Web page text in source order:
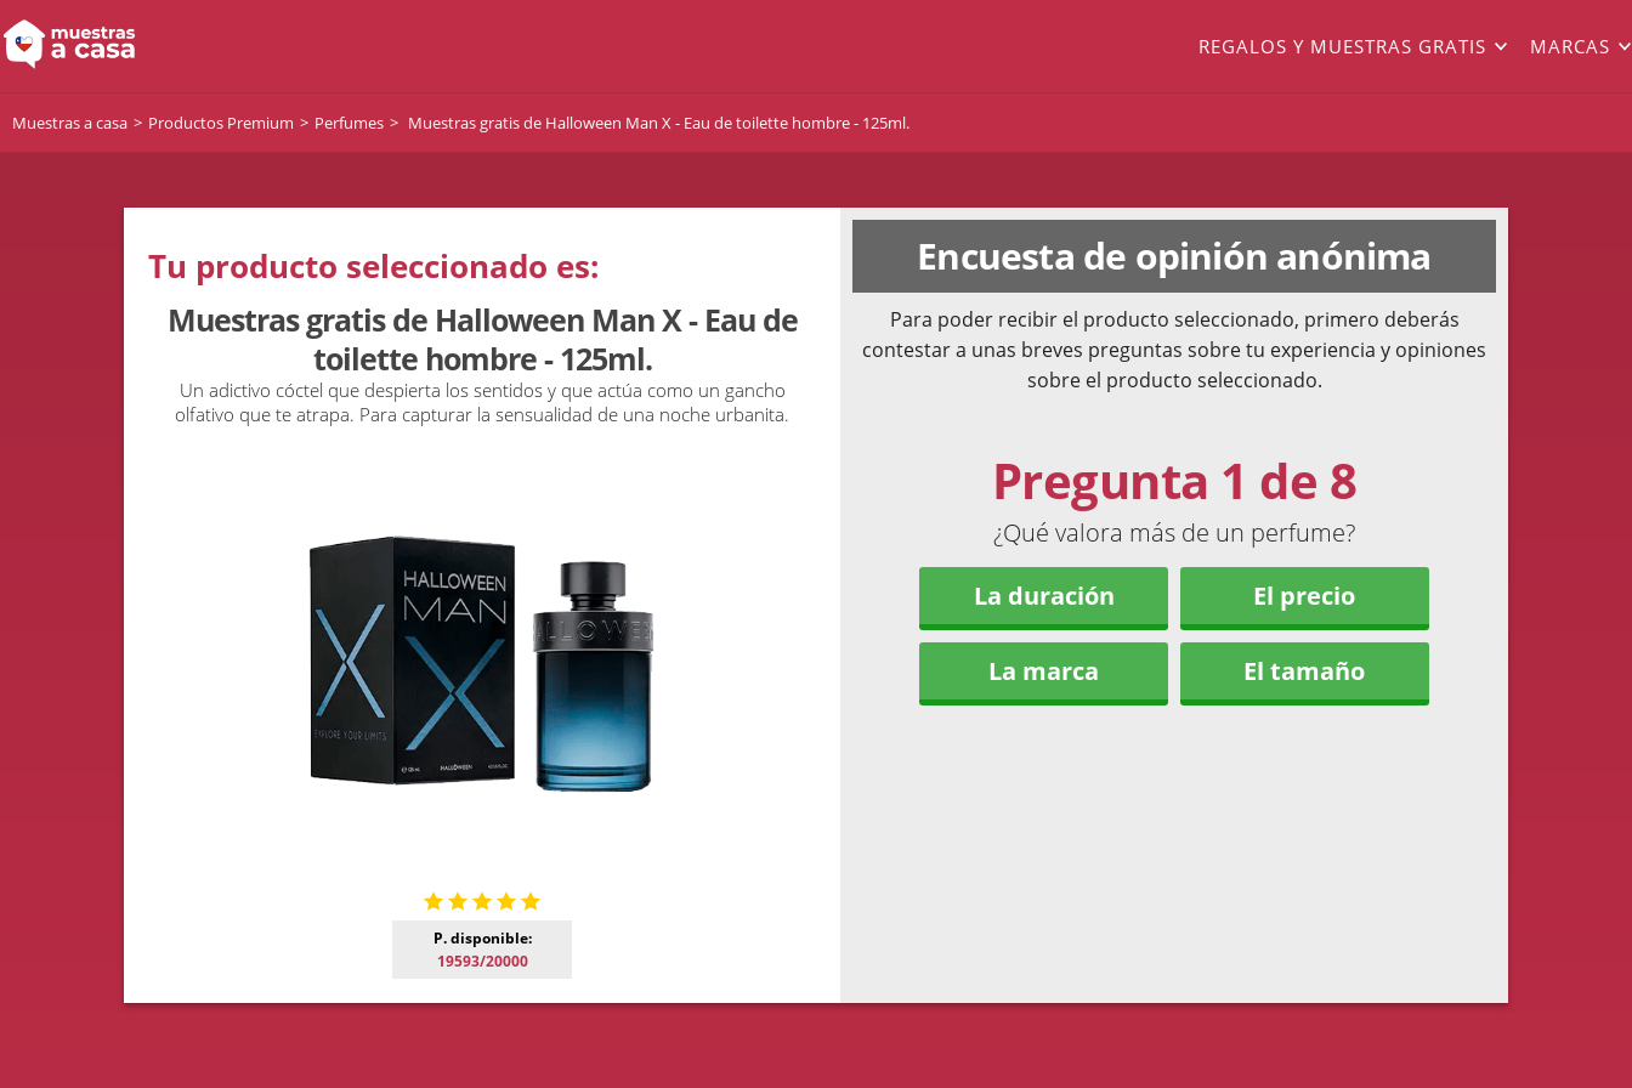
REGALOS Y MUESTRAS GRATIS MARCAS
Muestras a casa Productos Premium Perfumes Muestras gratis de Halloween Man X - Eau de toilette hombre - 125ml.
Tu producto seleccionado es:
Muestras gratis de Halloween Man X - Eau de
toilette hombre - 125ml.
Un adictivo cóctel que despierta los sentidos y que actúa como un gancho
olfativo que te atrapa. Para capturar la sensualidad de una noche urbanita.
P. disponible:
19593/20000
Encuesta de opinión anónima
Para poder recibir el producto seleccionado, primero deberás
contestar a unas breves preguntas sobre tu experiencia y opiniones
sobre el producto seleccionado.
Pregunta 1 de 8
¿Qué valora más de un perfume?
La duración
El precio
La marca El tamaño